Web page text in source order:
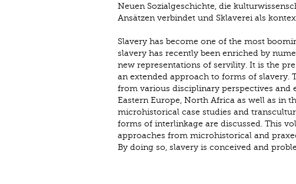
Neuen Sozialgeschichte, die
Ansätzen verbindet und Sklaverei als
Slavery has become one of the most
slavery has recently been enriched by
new representations of servility. It is the
an extended approach to forms of slavery.
from various disciplinary perspectives and
Eastern Europe, North Africa as well as in
microhistorical case studies and
forms of interlinkage are discussed. This
approaches from microhistorical and
By doing so, slavery is conceived and